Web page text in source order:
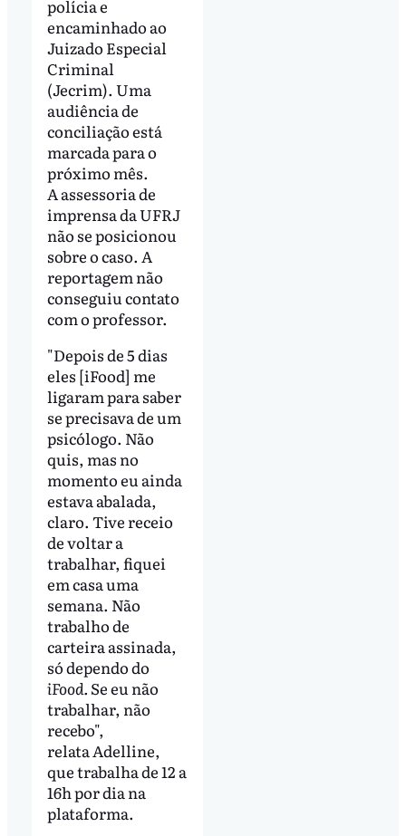
polícia e
encaminhado ao
Juizado Especial
Criminal
(Jecrim). Uma
audiência de
conciliação está
marcada para o
próximo mês.
A assessoria de
imprensa da UFRJ
não se posicionou
sobre o caso. A
reportagem não
conseguiu contato
com o professor.
"Depois de 5 dias
eles [iFood] me
ligaram para saber
se precisava de um
psicólogo. Não
quis, mas no
momento eu ainda
estava abalada,
claro. Tive receio
de voltar a
trabalhar, fiquei
em casa uma
semana. Não
trabalho de
carteira assinada,
só dependo do
iFood. Se eu não
trabalhar, não
recebo",
relata Adelline,
que trabalha de 12 a
16h por dia na
plataforma.